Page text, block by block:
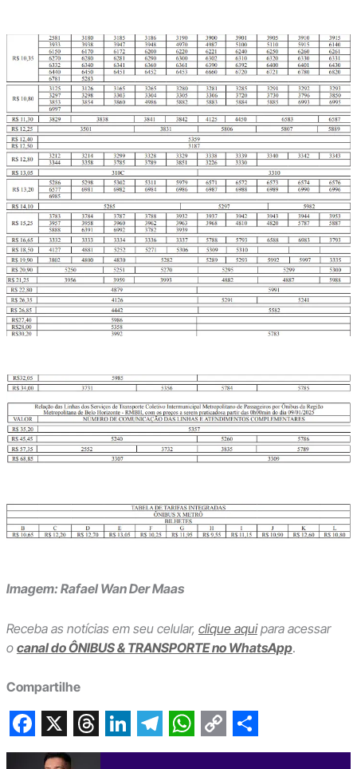
Imagem: Rafael Wan Der Maas
Receba as notícias em seu celular, clique aquipara acessar
o canal do ÔNIBUS & TRANSPORTE no WhatsApp.
Compartilhe
F X T L T W C S